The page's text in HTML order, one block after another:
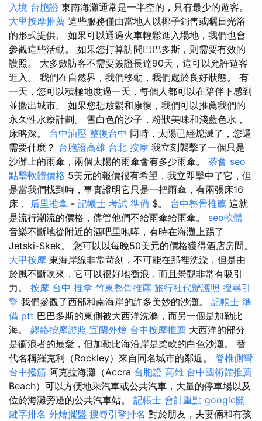
入境 台胞證 東南海灘通常是一半空的，只有最少的遊客。
大里按摩推薦 這些服務僅由當地人以椰子銷售或曬日光浴
的形式提供。 如果可以通過火車輕鬆進入場地，我們也會
參觀這些活動。 如果您打算訪問巴巴多斯，則需要有效的
護照。 大多數訪客不需要簽證長達90天，這可以允許遊客
進入。 我們在自然界，我們移動，我們處於良好狀態。 有
一天，您可以積極地度過一天，每個人都可以在陪伴下感到
並搬出城市。 如果您想放鬆和康復，我們可以推薦我們的
永久性水療計劃。 雪白色的沙子，粉狀美味和淺藍色水，
床略深。 台中油壓 整復台中 同時，太陽已經熄滅了，您還
需要什麼？ 台胞證高雄 台北 按摩 我立刻襲擊了一個只是
沙灘上的雨傘，兩個太陽的雨傘會有多少雨傘。 茶會 seo
點擊軟體價格 5美元的報價很有希望，我立即擊中了它，但
是當我們找到時，事實證明它只是一把雨傘，有兩張床16
床， 后里推拿 - 記帳士 考試 準備 $。 台中整骨推薦 這就
是流行潮流的價格，儘管他們不給雨傘給雨傘。 seo軟體
音樂不斷地從附近的酒吧里咆哮，有時在海灘上踢了
Jetski-Skek。 您可以以每晚50美元的價格獲得酒店房間。
大甲按摩 東海岸線非常苛刻，不可能在那裡洗澡，但是由
於風不斷吹來，它可以很好地衝浪，而且景觀非常有吸引
力。 按摩 台中 推拿 竹東整骨推薦 旅行社代辦護照 搜尋引
擎 我們參觀了西部和南海岸的許多美妙的沙灘。 記帳士 準
備 ptt 巴巴多斯的東側被大西洋洗滌，而另一個是加勒比
海。 經絡按摩證照 宜蘭外燴 台中按摩推薦 大西洋的部分
是衝浪者的最愛，但加勒比海沿岸是柔軟的白色沙灘。 替
代名稱羅克利（Rockley）來自同名城市的鄰近。 脊椎側彎
台中撥筋 阿克拉海灘（Accra 台胞證 高雄 台中國術館推薦
Beach）可以方便地乘汽車或公共汽車，大量的停車場以及
位於海灘旁邊的公共汽車站。 記帳士 會計重點 google關
鍵字排名 外燴擺盤 搜尋引擎排名 對於朋友，夫妻倆和有孩